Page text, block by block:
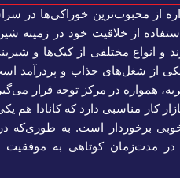
از محبوب‌ترین خوراکی‌ها در
از خلاقیت خود در زمینه
و انواع مختلفی از کیک‌ها و
از شغل‌های جذاب و پردرآمد
همواره در مرکز توجه قرار
کار مناسبی دارد که کانادا
برخوردار است. به طوری‌که
در مدت‌زمان کوتاهی به